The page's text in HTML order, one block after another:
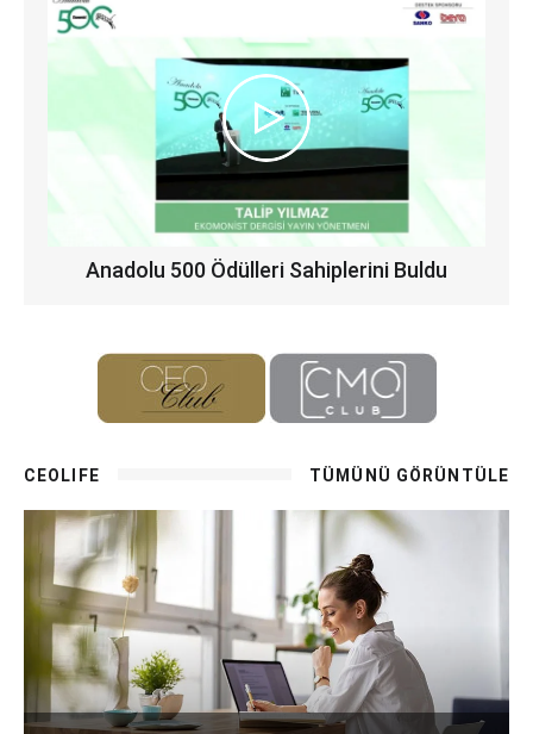
Anadolu 500 Ödülleri Sahiplerini Buldu
CEOLIFE TÜMÜNÜ GÖRÜNTÜLE